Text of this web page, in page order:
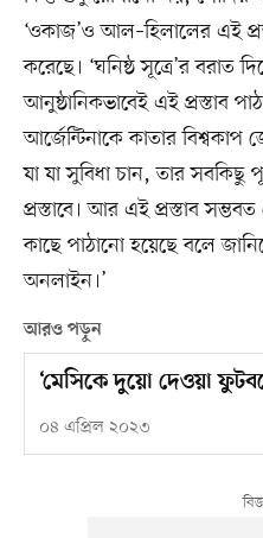
‘ওকাজ’ও আল–হিলালের এই
করেছে। ‘ঘনিষ্ঠ সূত্রে’র বরাত
আনুষ্ঠানিকভাবেই এই প্রস্তাব
আর্জেন্টিনাকে কাতার বিশ্বকাপ
যা যা সুবিধা চান, তার সবকিছু
প্রস্তাবে। আর এই প্রস্তাব
কাছে পাঠানো হয়েছে বলে
অনলাইন।’
আরও পড়ুন
‘মেসিকে দুয়ো দেওয়া
০৪ এপ্রিল ২০২৩